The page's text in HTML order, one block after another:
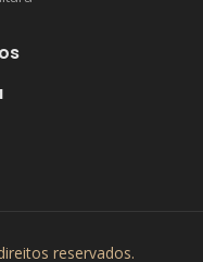
reservados.